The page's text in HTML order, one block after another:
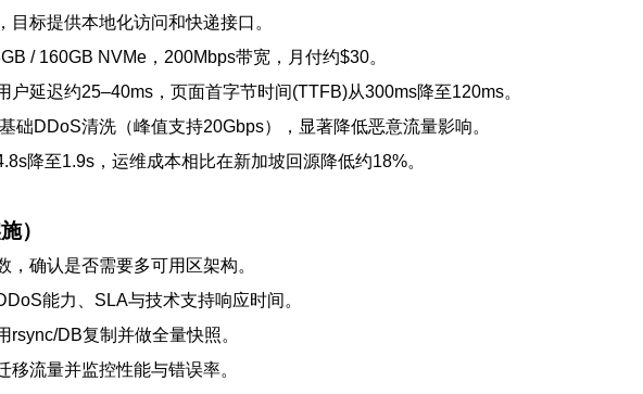
标提供本地化访问和快递接口。
/ 160GB NVMe，200Mbps带宽，月付约$30。
延迟约25–40ms，页面首字节时间(TTFB)从300ms降至120ms。
础DDoS清洗（峰值支持20Gbps），显著降低恶意流量影响。
降至1.9s，运维成本相比在新加坡回源降低约18%。
）
确认是否需要多可用区架构。
能力、SLA与技术支持响应时间。
DB复制并做全量快照。
流量并监控性能与错误率。